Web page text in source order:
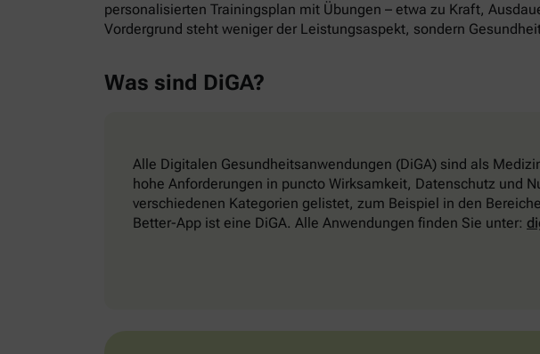
personalisierten Trainingsplan mit Übungen – etwa zu Kraft,
Vordergrund steht weniger der Leistungsaspekt, sondern
Was sind DiGA?
Alle Digitalen Gesundheitsanwendungen (DiGA) sind als
hohe Anforderungen in puncto Wirksamkeit, Datenschutz und
verschiedenen Kategorien gelistet, zum Beispiel in den
Better-App ist eine DiGA. Alle Anwendungen finden Sie unter: